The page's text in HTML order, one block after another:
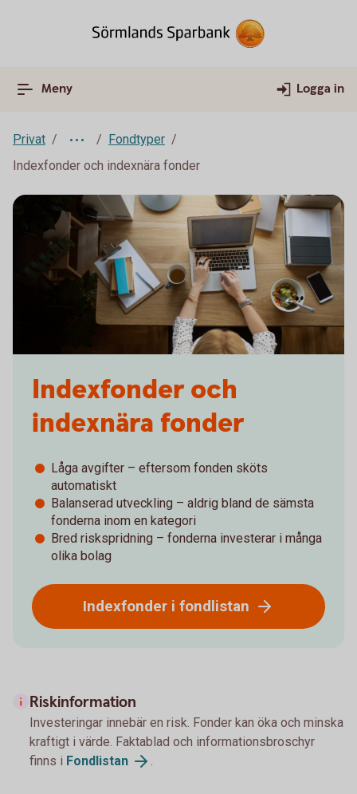
Meny Logga in
Privat
Fondtyper
Indexfonder och indexnära fonder
Indexfonder och
indexnära fonder
Låga avgifter – eftersom fonden sköts
automatiskt
Balanserad utveckling – aldrig bland de sämsta
fonderna inom en kategori
Bred riskspridning – fonderna investerar i många
olika bolag
Indexfonder i fondlistan
Riskinformation
Investeringar innebär en risk. Fonder kan öka och minska
kraftigt i värde. Faktablad och informationsbroschyr
finns i Fondlistan .